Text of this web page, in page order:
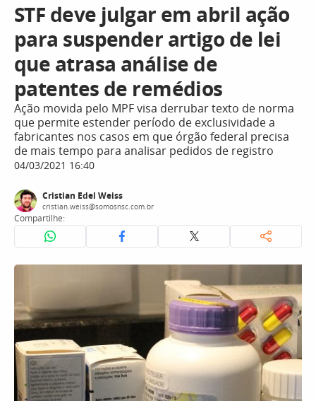
STF deve julgar em abril ação
para suspender artigo de lei
que atrasa análise de
patentes de remédios
Ação movida pelo MPF visa derrubar texto de norma
que permite estender período de exclusividade a
fabricantes nos casos em que órgão federal precisa
de mais tempo para analisar pedidos de registro
04/03/2021 16:40
Cristian Edel Weiss
cristian.weiss@somosnsc.com.br
Compartilhe: